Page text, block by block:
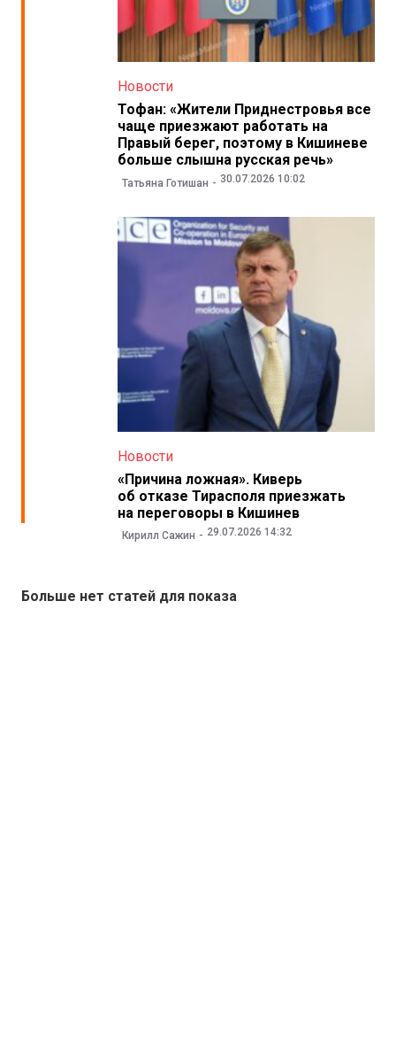
Новости
Тофан: «Жители Приднестровья все
чаще приезжают работать на
Правый берег, поэтому в Кишиневе
больше слышна русская речь»
Татьяна Готишан 30.07.2026 10:02
Новости
«Причина ложная». Киверь
об отказе Тирасполя приезжать
на переговоры в Кишинев
Кирилл Сажин 29.07.2026 14:32
Больше нет статей для показа